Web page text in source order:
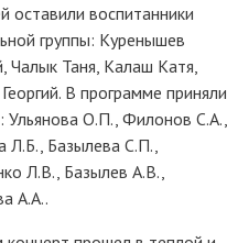
оставили воспитанники
группы: Куренышев
Чалык Таня, Калаш Катя,
В программе приняли
Ульянова О.П., Филонов С.А.,
Л.Б., Базылева С.П.,
Л.В., Базылев А.В.,
А.А..